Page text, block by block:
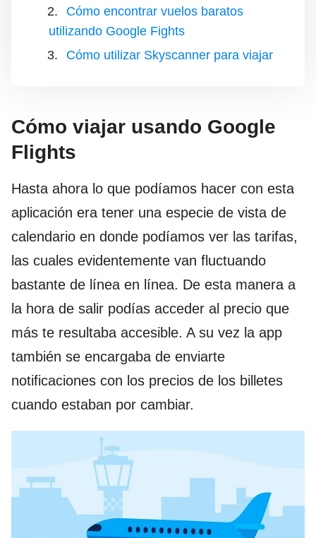
Cómo encontrar vuelos baratos
utilizando Google Fights
Cómo utilizar Skyscanner para viajar
Cómo viajar usando Google
Flights
Hasta ahora lo que podíamos hacer con esta
aplicación era tener una especie de vista de
calendario en donde podíamos ver las tarifas,
las cuales evidentemente van fluctuando
bastante de línea en línea. De esta manera a
la hora de salir podías acceder al precio que
más te resultaba accesible. A su vez la app
también se encargaba de enviarte
notificaciones con los precios de los billetes
cuando estaban por cambiar.